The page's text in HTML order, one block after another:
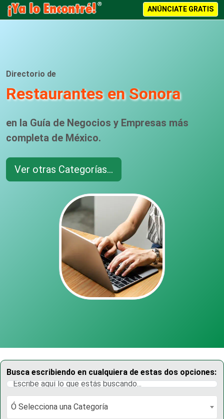
ANÚNCIATE GRATIS
Directorio de
Restaurantes en Sonora
en la Guía de Negocios y Empresas más
completa de México.
Ver otras Categorías...
Busca escribiendo en cualquiera de estas dos opciones:
Ó Selecciona una Categoría
Ó Selecciona una Categoría